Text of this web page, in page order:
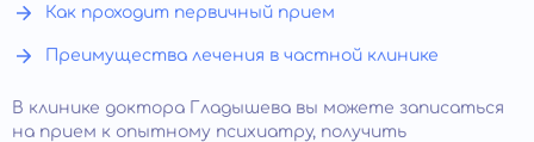
Как проходит первичный прием
Преимущества лечения в частной клинике
В клинике доктора Гладышева вы можете записаться
на прием к опытному психиатру, получить